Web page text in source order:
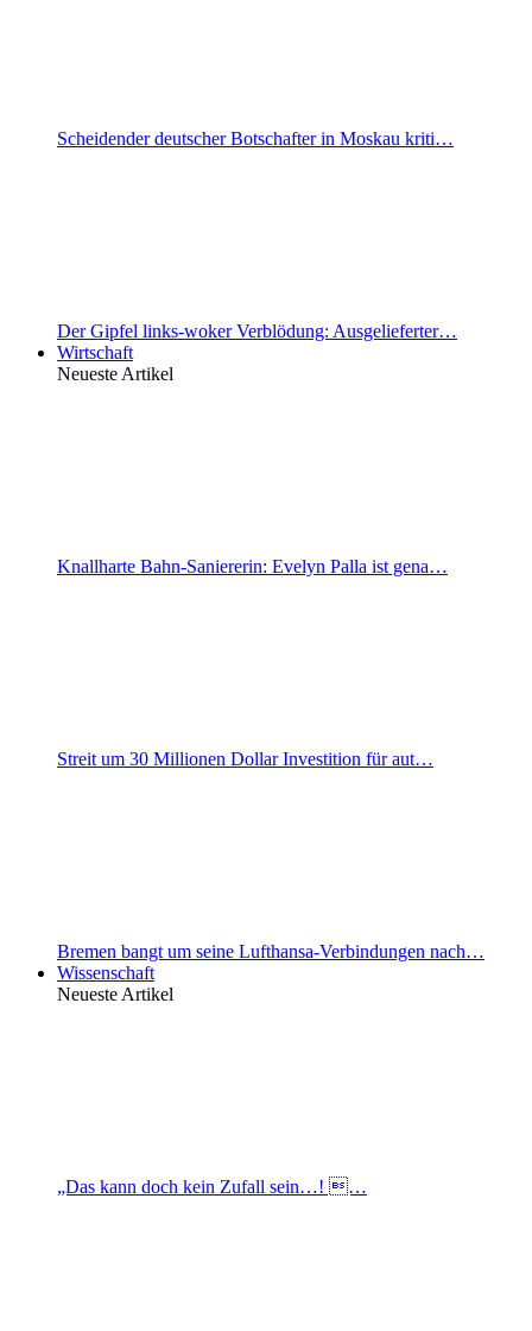
Scheidender deutscher Botschafter in Moskau kriti…
Der Gipfel links-woker Verblödung: Ausgelieferter…
Wirtschaft
Neueste Artikel
Knallharte Bahn-Saniererin: Evelyn Palla ist gena…
Streit um 30 Millionen Dollar Investition für aut…
Bremen bangt um seine Lufthansa-Verbindungen nach…
Wissenschaft
Neueste Artikel
„Das kann doch kein Zufall sein…! …